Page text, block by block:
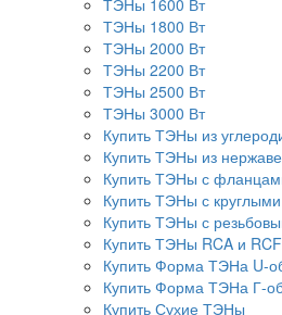
ТЭНы 1600 Вт
ТЭНы 1800 Вт
ТЭНы 2000 Вт
ТЭНы 2200 Вт
ТЭНы 2500 Вт
ТЭНы 3000 Вт
Купить ТЭНы из
Купить ТЭНы из
Купить ТЭНы с
Купить ТЭНы с
Купить ТЭНы с
Купить ТЭНы RCA и
Купить Форма ТЭНа U-
Купить Форма ТЭНа Г-
Купить Сухие ТЭНы